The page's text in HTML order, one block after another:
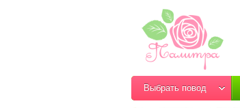
Выбрать повод